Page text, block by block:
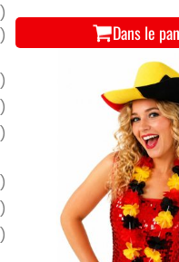
)
)
)
)
)
)
)
)
Dans le